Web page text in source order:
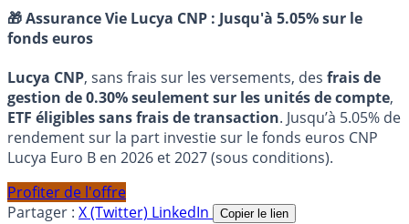
🎁 Assurance Vie Lucya CNP : Jusqu'à 5.05% sur le
fonds euros
Lucya CNP, sans frais sur les versements, des frais de
gestion de 0.30% seulement sur les unités de compte,
ETF éligibles sans frais de transaction. Jusqu’à 5.05% de
rendement sur la part investie sur le fonds euros CNP
Lucya Euro B en 2026 et 2027 (sous conditions).
Profiter de l'offre
Partager : X (Twitter) LinkedIn Copier le lien